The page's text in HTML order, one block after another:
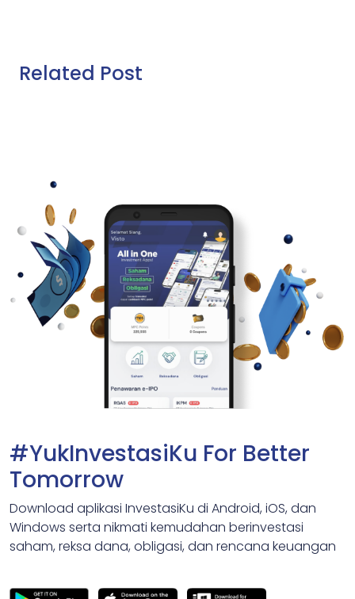
Related Post
#YukInvestasiKu For Better
Tomorrow
Download aplikasi InvestasiKu di Android, iOS, dan
Windows serta nikmati kemudahan berinvestasi
saham, reksa dana, obligasi, dan rencana keuangan